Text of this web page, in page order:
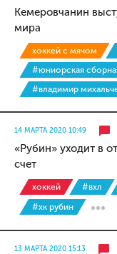
Кемеровчанин
мира
хоккей с мячом
#юниорская
#владимир
14 МАРТА 2020 10:49
«Рубин» уходит в
счет
хоккей #вхл
#хк рубин
13 МАРТА 2020 15:13